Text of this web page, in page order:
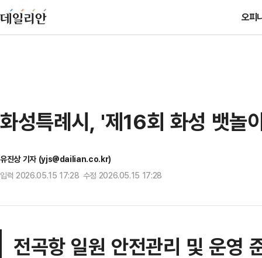
오피
화성특례시, '제16회 화성 뱃놀
유진상 기자 (yjs@dailian.co.kr)
입력 2026.05.15 17:28 수정 2026.05.15 17:28
전곡항 일원 안전관리 및 운영